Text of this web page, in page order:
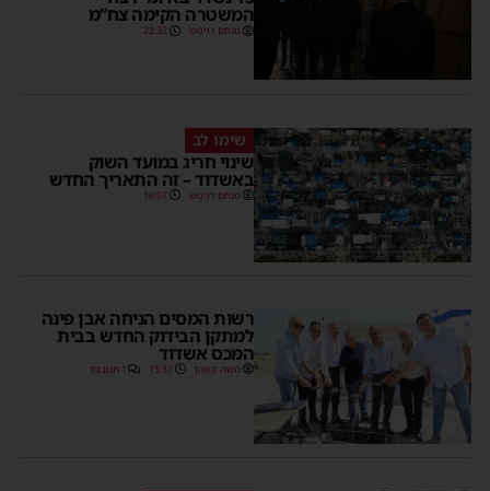
המשטרה הקימה צח”מ
מנחם דויטש 22:32
שימו לב
שינוי חריג במועד השוק
באשדוד – זה התאריך החדש
מנחם דויטש 16:07
רשות המסים הניחה אבן פינה
למתקן הבידוק החדש בבית
המכס אשדוד
משה קאהן 15:37 1 תגובות